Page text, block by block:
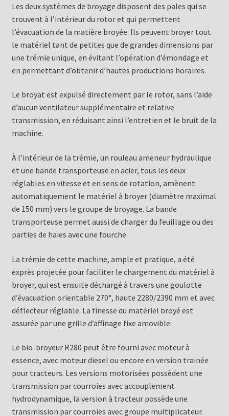
Les deux systèmes de broyage disposent des pales qui se
trouvent à l’intérieur du rotor et qui permettent
l’évacuation de la matière broyée. Ils peuvent broyer tout
le matériel tant de petites que de grandes dimensions par
une trémie unique, en évitant l’opération d’émondage et
en permettant d’obtenir d’hautes productions horaires.
Le broyat est expulsé directement par le rotor, sans l’aide
d’aucun ventilateur supplémentaire et relative
transmission, en réduisant ainsi l’entretien et le bruit de la
machine.
À l’intérieur de la trémie, un rouleau ameneur hydraulique
et une bande transporteuse en acier, tous les deux
réglables en vitesse et en sens de rotation, amènent
automatiquement le matériel à broyer (diamètre maximal
de 150 mm) vers le groupe de broyage. La bande
transporteuse permet aussi de charger du feuillage ou des
parties de haies avec une fourche.
La trémie de cette machine, ample et pratique, a été
exprès projetée pour faciliter le chargement du matériel à
broyer, qui est ensuite déchargé à travers une goulotte
d’évacuation orientable 270°, haute 2280/2390 mm et avec
déflecteur réglable. La finesse du matériel broyé est
assurée par une grille d’affinage fixe amovible.
Le bio-broyeur R280 peut être fourni avec moteur à
essence, avec moteur diesel ou encore en version trainée
pour tracteurs. Les versions motorisées possèdent une
transmission par courroies avec accouplement
hydrodynamique, la version à tracteur possède une
transmission par courroies avec groupe multiplicateur.